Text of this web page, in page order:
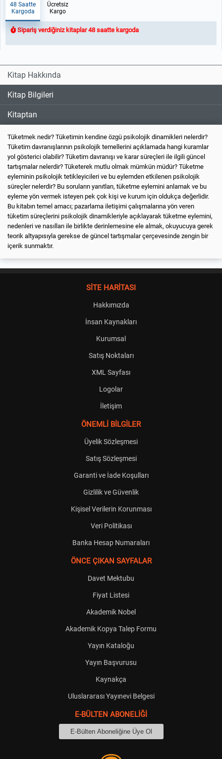
48 Saatte
Kargoda
Ücretsiz
Kargo
Sipariş verdiğiniz kitaplar 48 saatte kargoda
Kitap Hakkında
Kitap Bilgileri
Kitaptan
Tüketmek nedir? Tüketimin kendine özgü psikolojik dinamikleri nelerdir?
Tüketim davranışlarının psikolojik temellerini açıklamada hangi kuramlar
yol gösterici olabilir? Tüketim davranışı ve karar süreçleri ile ilgili güncel
tartışmalar nelerdir? Tüketerek mutlu olmak mümkün müdür? Tüketme
eyleminin psikolojik tetikleyicileri ve bu eylemden etkilenen psikolojik
süreçler nelerdir? Bu soruların yanıtları, tüketme eylemini anlamak ve bu
eyleme yön vermek isteyen pek çok kişi ve kurum için oldukça değerlidir.
Bu kitabın temel amacı; pazarlama iletişimi çalışmalarına yön veren
tüketim süreçlerini psikolojik dinamikleriyle açıklayarak tüketme eylemini,
nedenleri ve nasılları ile birlikte derinlemesine ele almak, okuyucuya gerek
teorik altyapısıyla gerekse de güncel tartışmalar çerçevesinde zengin bir
içerik sunmaktır.
SİTE HARİTASI
Hakkımızda
İnsan Kaynakları
Kurumsal
Satış Noktaları
XML Sayfası
Logolar
İletişim
ÖNEMLİ BİLGİLER
Üyelik Sözleşmesi
Satış Sözleşmesi
Garanti ve İade Koşulları
Gizlilik ve Güvenlik
Kişisel Verilerin Korunması
Veri Politikası
Banka Hesap Numaraları
ÖNCE ÇIKAN SAYFALAR
Davet Mektubu
Fiyat Listesi
Akademik Nobel
Akademik Kopya Talep Formu
Yayın Kataloğu
Yayın Başvurusu
Kaynakça
Uluslararası Yayınevi Belgesi
E-BÜLTEN ABONELİĞİ